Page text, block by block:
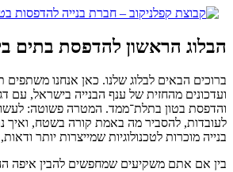
הראשון להדפסת בתים
הבאים לבלוג שלנו. כאן אנחנו משתפים
בטון בתלת־ממד. המטרה פשוטה: לעשות
להסביר מה באמת קורה בשטח, ואיך
מוכרות לטכנולוגיות שמייצרות יותר ודאות,
אם אתם משקיעים שמחפשים להבין איפה